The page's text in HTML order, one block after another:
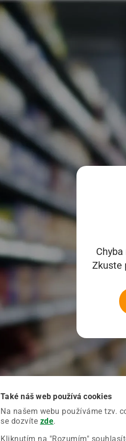
Také náš web používá cookies
Na našem webu používáme tzv.
se dozvíte zde.
Kliknutím na "Rozumím"
Zkuste